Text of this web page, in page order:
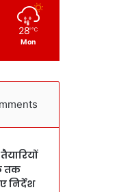
28 ℃
Mon
तक
निर्देश